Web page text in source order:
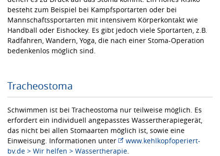
besteht zum Beispiel bei Kampfsportarten oder bei
Mannschaftssportarten mit intensivem Körperkontakt wie
Handball oder Eishockey. Es gibt jedoch viele Sportarten, z.B.
Radfahren, Wandern, Yoga, die nach einer Stoma-Operation
bedenkenlos möglich sind.
Tracheostoma
Schwimmen ist bei Tracheostoma nur teilweise möglich. Es
erfordert ein individuell angepasstes Wassertherapiegerät,
das nicht bei allen Stomaarten möglich ist, sowie eine
Einweisung. Informationen unter
www.kehlkopfoperiert-
bv.de > Wir helfen > Wassertherapie